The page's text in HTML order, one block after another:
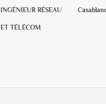
INGÉNIEUR RÉSEAU
ET TÉLÉCOM